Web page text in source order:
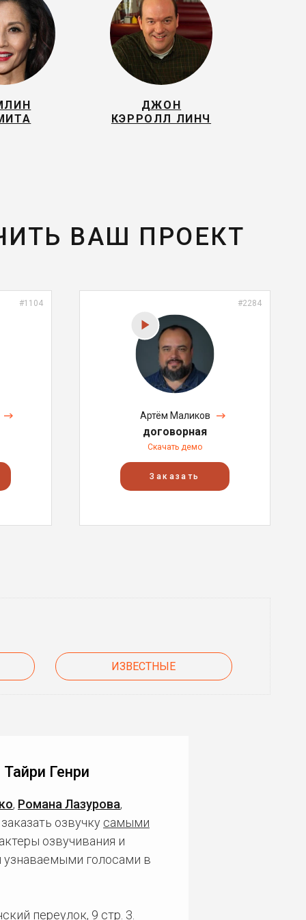
ДЖОН
КЭРРОЛЛ ЛИНЧ
ВАШ ПРОЕКТ
#1104 #2284
Артём Маликов
договорная
Скачать демо
Заказать
ИЗВЕСТНЫЕ
Генри
, Романа Лазурова,
озвучку самыми
озвучивания и
узнаваемыми голосами в
переулок, 9 стр. 3.